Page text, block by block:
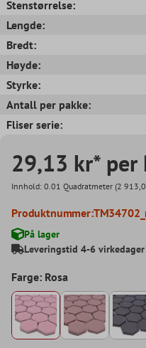
Stenstørrelse:
Lengde:
Bredt:
Høyde:
Styrke:
Antall per pakke:
Fliser serie:
29,13 kr* per
Innhold: 0.01 Quadratmeter (2
Produktnummer:
På lager
Leveringstid 4-6 virkedager
Farge: Rosa